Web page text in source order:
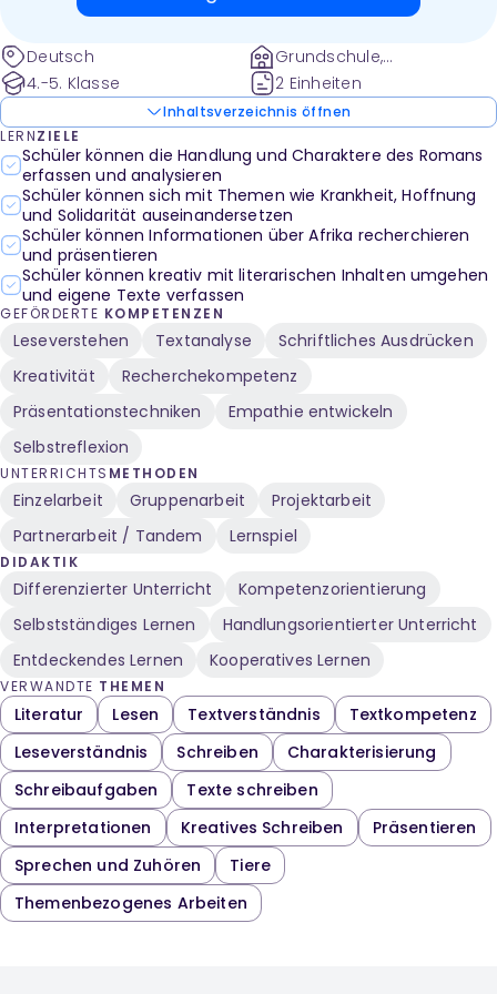
Deutsch
4.-5. Klasse
Grundschule,
Sekundarstufe 1
2 Einheiten
Inhaltsverzeichnis öffnen
LERNZIELE
Schüler können die Handlung und Charaktere des Romans
erfassen und analysieren
Schüler können sich mit Themen wie Krankheit, Hoffnung
und Solidarität auseinandersetzen
Schüler können Informationen über Afrika recherchieren
und präsentieren
Schüler können kreativ mit literarischen Inhalten umgehen
und eigene Texte verfassen
GEFÖRDERTE KOMPETENZEN
Leseverstehen Textanalyse
Schriftliches Ausdrücken
Kreativität
Recherchekompetenz
Präsentationstechniken
Empathie entwickeln
Selbstreflexion
UNTERRICHTS METHODEN
Einzelarbeit Gruppenarbeit
Projektarbeit
Partnerarbeit / Tandem
Lernspiel
DIDAKTIK
Differenzierter Unterricht
Kompetenzorientierung
Selbstständiges Lernen
Handlungsorientierter Unterricht
Entdeckendes Lernen
Kooperatives Lernen
VERWANDTE THEMEN
Literatur Lesen Textverständnis
Textkompetenz
Leseverständnis
Schreiben
Charakterisierung
Schreibaufgaben
Texte schreiben
Interpretationen
Kreatives Schreiben
Präsentieren
Sprechen und Zuhören
Tiere
Themenbezogenes Arbeiten